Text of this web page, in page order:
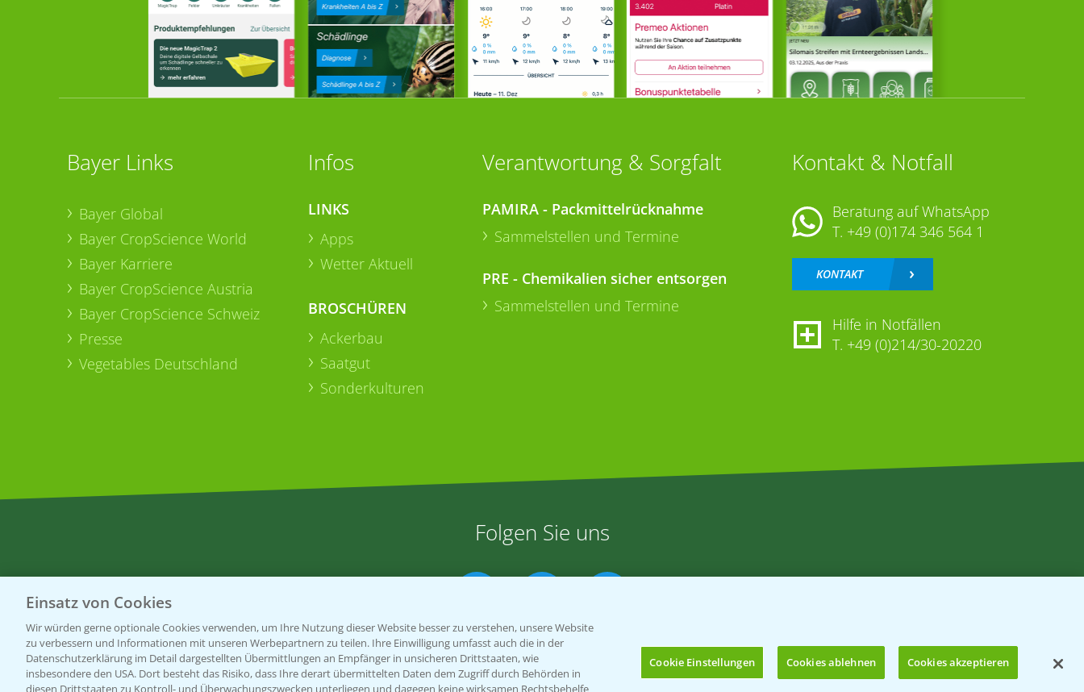
Bayer Links
Bayer Global
Bayer CropScience World
Bayer Karriere
Bayer CropScience Austria
Bayer CropScience Schweiz
Presse
Vegetables Deutschland
Infos
LINKS
Apps
Wetter Aktuell
BROSCHÜREN
Ackerbau
Saatgut
Sonderkulturen
Verantwortung & Sorgfalt
PAMIRA - Packmittelrücknahme
Sammelstellen und Termine
PRE - Chemikalien sicher entsorgen
Sammelstellen und Termine
Kontakt & Notfall
Beratung auf WhatsApp
T. +49 (0)174 346 564 1
KONTAKT
Hilfe in Notfällen
T. +49 (0)214/30-20220
Folgen Sie uns
Einsatz von Cookies
Wir würden gerne optionale Cookies verwenden, um Ihre Nutzung dieser Website besser zu verstehen, unsere Website
zu verbessern und Informationen mit unseren Werbepartnern zu teilen. Ihre Einwilligung umfasst auch die in der
Datenschutzerklärung im Detail dargestellten Übermittlungen an Empfänger in unsicheren Drittstaaten, wie
insbesondere den USA. Dort besteht das Risiko, dass Ihre derart übermittelten Daten dem Zugriff durch Behörden in
diesen Drittstaaten zu Kontroll- und Überwachungszwecken unterliegen und dagegen keine wirksamen Rechtsbehelfe
Cookie Einstellungen Cookies ablehnen Cookies akzeptieren